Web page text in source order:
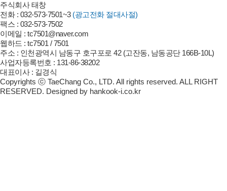
주식회사 태창
전화 : 032-573-7501~3 (광고전화 절대사절)
팩스 : 032-573-7502
이메일 : tc7501@naver.com
웹하드 : tc7501 / 7501
주소 : 인천광역시 남동구 호구포로 42 (고잔동, 남동공단 166B-10L)
사업자등록번호 : 131-86-38202
대표이사 : 길경식
Copyrights ⓒ TaeChang Co., LTD. All rights reserved. ALL RIGHT
RESERVED. Designed by hankook-i.co.kr